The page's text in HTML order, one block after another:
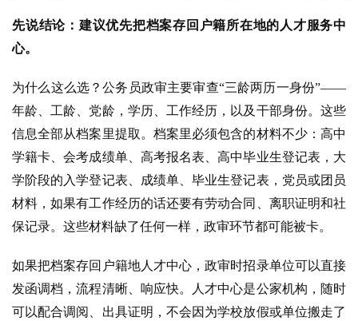
先说结论：建议优先把档案存回户籍所在地的人才服务中
心。
为什么这么选？公务员政审主要审查“三龄两历一身份”——
年龄、工龄、党龄，学历、工作经历，以及干部身份。这些
信息全部从档案里提取。档案里必须包含的材料不少：高中
学籍卡、会考成绩单、高考报名表、高中毕业生登记表，大
学阶段的入学登记表、成绩单、毕业生登记表，党员或团员
材料，如果有工作经历的话还要有劳动合同、离职证明和社
保记录。这些材料缺了任何一样，政审环节都可能被卡。
如果把档案存回户籍地人才中心，政审时招录单位可以直接
发函调档，流程清晰、响应快。人才中心是公家机构，随时
可以配合调阅、出具证明，不会因为学校放假或单位搬走了